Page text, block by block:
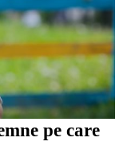
pe care